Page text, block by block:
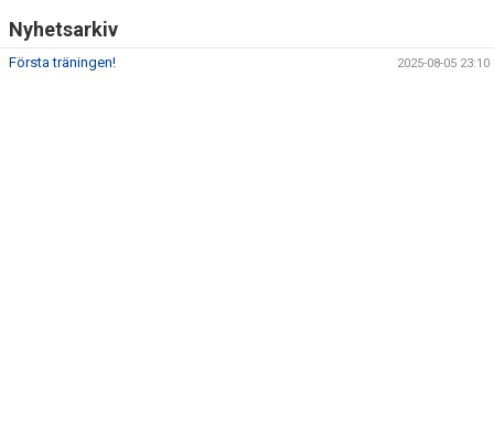
Nyhetsarkiv
Första träningen! 2025-08-05 23:10